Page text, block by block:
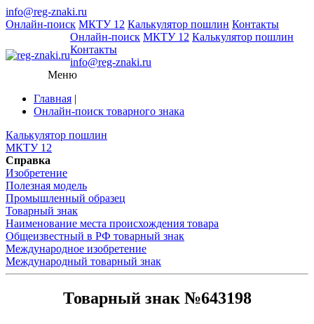
info@reg-znaki.ru
Онлайн-поиск МКТУ 12 Калькулятор пошлин Контакты
Онлайн-поиск МКТУ 12 Калькулятор пошлин
Контакты
info@reg-znaki.ru
Меню
Главная |
Онлайн-поиск товарного знака
Калькулятор пошлин
МКТУ 12
Справка
Изобретение
Полезная модель
Промышленный образец
Товарный знак
Наименование места происхождения товара
Общеизвестный в РФ товарный знак
Международное изобретение
Международный товарный знак
Товарный знак №643198